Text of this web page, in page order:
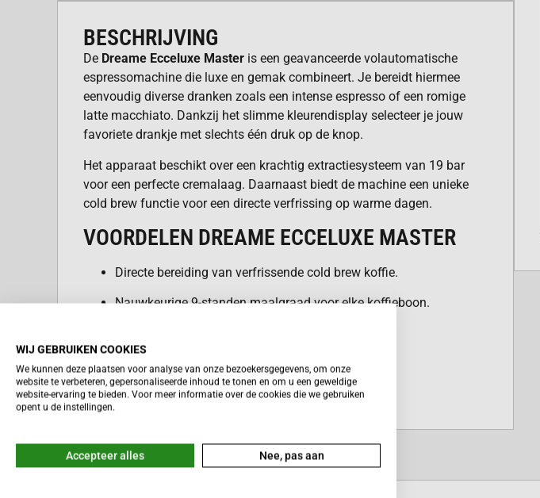
BESCHRIJVING
De Dreame Ecceluxe Master is een geavanceerde volautomatische
espressomachine die luxe en gemak combineert. Je bereidt hiermee
eenvoudig diverse dranken zoals een intense espresso of een romige
latte macchiato. Dankzij het slimme kleurendisplay selecteer je jouw
favoriete drankje met slechts één druk op de knop.
Het apparaat beschikt over een krachtig extractiesysteem van 19 bar
voor een perfecte cremalaag. Daarnaast biedt de machine een unieke
cold brew functie voor een directe verfrissing op warme dagen.
VOORDELEN DREAME ECCELUXE MASTER
Directe bereiding van verfrissende cold brew koffie.
Nauwkeurige 9-standen maalgraad voor elke koffieboon.
Volledig zelfreinigend systeem voor maximaal onderhoudsgemak.
Zijdezacht melkschuim met een aanpasbare schuimdikte.
Lees meer
WIJ GEBRUIKEN COOKIES
We kunnen deze plaatsen voor analyse van onze bezoekersgegevens, om onze
website te verbeteren, gepersonaliseerde inhoud te tonen en om u een geweldige
website-ervaring te bieden. Voor meer informatie over de cookies die we gebruiken
opent u de instellingen.
Accepteer alles Nee, pas aan